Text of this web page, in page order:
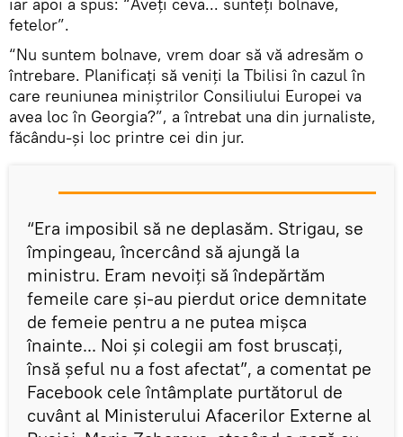
fetelor”.
“Nu suntem bolnave, vrem doar să vă adresăm o
întrebare. Planificați să veniți la Tbilisi în cazul în
care reuniunea miniștrilor Consiliului Europei va
avea loc în Georgia?”, a întrebat una din jurnaliste,
făcându-și loc printre cei din jur.
“Era imposibil să ne deplasăm. Strigau, se
împingeau, încercând să ajungă la
ministru. Eram nevoiți să îndepărtăm
femeile care și-au pierdut orice demnitate
de femeie pentru a ne putea mișca
înainte... Noi și colegii am fost bruscați,
însă șeful nu a fost afectat”, a comentat pe
Facebook cele întâmplate purtătorul de
cuvânt al Ministerului Afacerilor Externe al